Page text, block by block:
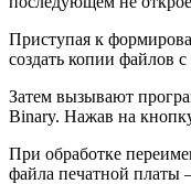
Приступая к
создать копии файлов
Затем вызывают
Binary. Нажав на
При обработке
файла печатной платы